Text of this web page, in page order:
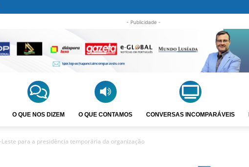
- Publicidade -
O QUE NOS DIZEM O QUE CONTAMOS CONVERSAS INCOMPARÁVEIS
para a presidência temporária da organização